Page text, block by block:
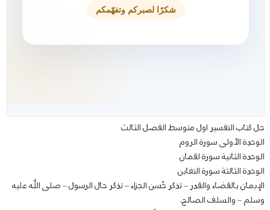
حل كتاب التفسير اول متوسط الفصل الثالث
الوحدة الأولى سورة الروم
الوحدة الثانية سورة لقمان
الوحدة الثالثة سورة التغابن
الإيمان بالقضاء والقدر – تذكر حُسن الجزاء – تذكر حال الرسول – صلى الله عليه
وسلم – والسلف الصالح.